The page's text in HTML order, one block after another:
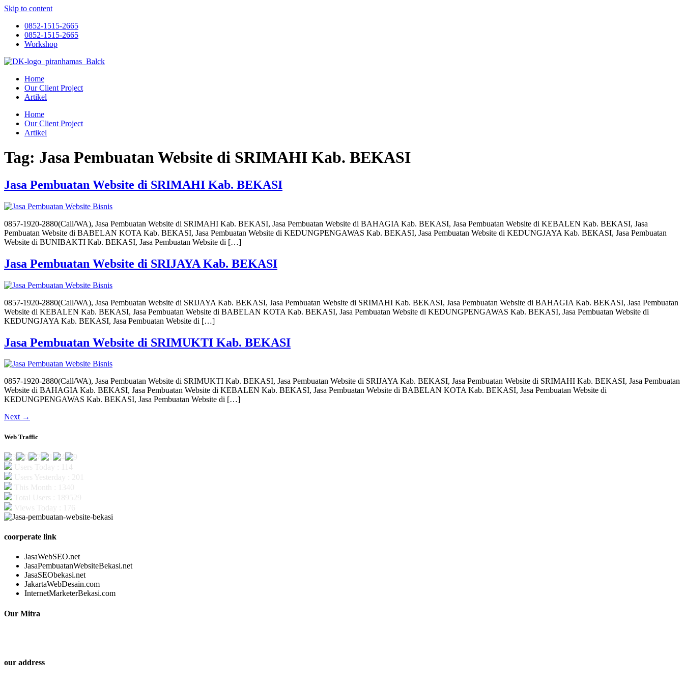
Skip to content
0852-1515-2665
0852-1515-2665
Workshop
Home
Our Client Project
Artikel
Home
Our Client Project
Artikel
Tag: Jasa Pembuatan Website di SRIMAHI Kab. BEKASI
Jasa Pembuatan Website di SRIMAHI Kab. BEKASI
0857-1920-2880(Call/WA), Jasa Pembuatan Website di SRIMAHI Kab. BEKASI, Jasa Pembuatan Website di BAHAGIA Kab. BEKASI, Jasa Pembuatan Website di KEBALEN Kab. BEKASI, Jasa
Pembuatan Website di BABELAN KOTA Kab. BEKASI, Jasa Pembuatan Website di KEDUNGPENGAWAS Kab. BEKASI, Jasa Pembuatan Website di KEDUNGJAYA Kab. BEKASI, Jasa Pembuatan
Website di BUNIBAKTI Kab. BEKASI, Jasa Pembuatan Website di […]
Jasa Pembuatan Website di SRIJAYA Kab. BEKASI
0857-1920-2880(Call/WA), Jasa Pembuatan Website di SRIJAYA Kab. BEKASI, Jasa Pembuatan Website di SRIMAHI Kab. BEKASI, Jasa Pembuatan Website di BAHAGIA Kab. BEKASI, Jasa Pembuatan
Website di KEBALEN Kab. BEKASI, Jasa Pembuatan Website di BABELAN KOTA Kab. BEKASI, Jasa Pembuatan Website di KEDUNGPENGAWAS Kab. BEKASI, Jasa Pembuatan Website di
KEDUNGJAYA Kab. BEKASI, Jasa Pembuatan Website di […]
Jasa Pembuatan Website di SRIMUKTI Kab. BEKASI
0857-1920-2880(Call/WA), Jasa Pembuatan Website di SRIMUKTI Kab. BEKASI, Jasa Pembuatan Website di SRIJAYA Kab. BEKASI, Jasa Pembuatan Website di SRIMAHI Kab. BEKASI, Jasa Pembuatan
Website di BAHAGIA Kab. BEKASI, Jasa Pembuatan Website di KEBALEN Kab. BEKASI, Jasa Pembuatan Website di BABELAN KOTA Kab. BEKASI, Jasa Pembuatan Website di
KEDUNGPENGAWAS Kab. BEKASI, Jasa Pembuatan Website di […]
Next →
Web Traffic
coorperate link
JasaWebSEO.net
JasaPembuatanWebsiteBekasi.net
JasaSEObekasi.net
JakartaWebDesain.com
InternetMarketerBekasi.com
Our Mitra
our address